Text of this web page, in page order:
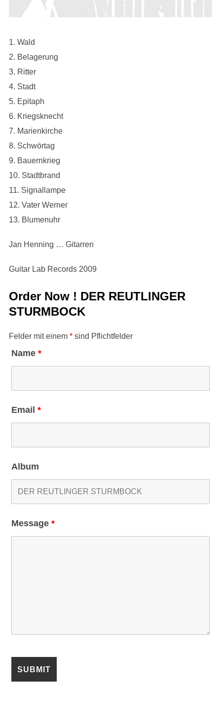
1. Wald
2. Belagerung
3. Ritter
4. Stadt
5. Epitaph
6. Kriegsknecht
7. Marienkirche
8. Schwörtag
9. Bauernkrieg
10. Stadtbrand
11. Signallampe
12. Vater Werner
13. Blumenuhr
Jan Henning … Gitarren
Guitar Lab Records 2009
Order Now ! DER REUTLINGER
STURMBOCK
Felder mit einem *sind Pflichtfelder
Name *
Email *
Album
Message *